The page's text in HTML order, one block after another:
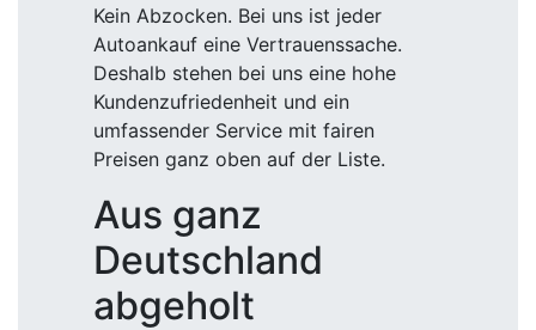
Kein Abzocken. Bei uns ist jeder
Autoankauf eine Vertrauenssache.
Deshalb stehen bei uns eine hohe
Kundenzufriedenheit und ein
umfassender Service mit fairen
Preisen ganz oben auf der Liste.
Aus ganz
Deutschland
abgeholt